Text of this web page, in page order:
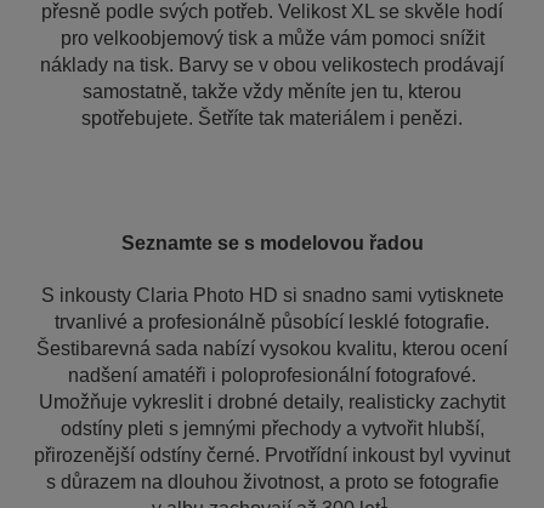
přesně podle svých potřeb. Velikost XL se skvěle hodí
pro velkoobjemový tisk a může vám pomoci snížit
náklady na tisk. Barvy se v obou velikostech prodávají
samostatně, takže vždy měníte jen tu, kterou
spotřebujete. Šetříte tak materiálem i penězi.
Seznamte se s modelovou řadou
S inkousty Claria Photo HD si snadno sami vytisknete
trvanlivé a profesionálně působící lesklé fotografie.
Šestibarevná sada nabízí vysokou kvalitu, kterou ocení
nadšení amatéři i poloprofesionální fotografové.
Umožňuje vykreslit i drobné detaily, realisticky zachytit
odstíny pleti s jemnými přechody a vytvořit hlubší,
přirozenější odstíny černé. Prvotřídní inkoust byl vyvinut
s důrazem na dlouhou životnost, a proto se fotografie
1